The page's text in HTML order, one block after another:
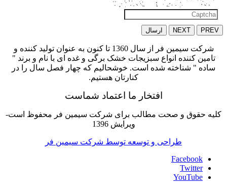
PREV
NEXT ارسال
شرکت سیمین فر از سال 1360 تا کنون به عنوان تولید کننده و
تامین کننده انواع سبزیجات خشک برگی و غده ای با نام و برند "
ساده " شناخته شده است. خوشحالیم که چهار فصل سال را در
کنارتان هستیم.
افتخار ما اعتماد شماست
کلیه حقوق و صحت مطالب برای شرکت سیمین فر محفوظ است-
ویرایش 1396
طراحی و توسعه توسط شرکت سیمین فر
Facebook
Twitter
YouTube